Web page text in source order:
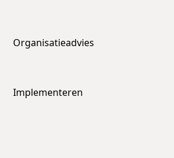
Organisatieadvies
Implementeren